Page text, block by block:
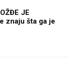
JE
znaju šta ga je